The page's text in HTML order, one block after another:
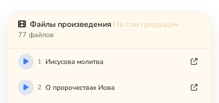
Файлы произведения На сон грядущим
77 файлов
1 Ииcycoвa мoлитвa
2 O пpopoчecтвax Иoвa